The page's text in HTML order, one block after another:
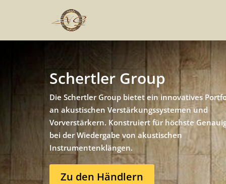
Schertler Group
Die Schertler Group bietet ein innovatives
an akustischen Verstärkungssystemen und
Vorverstärkern. Konstruiert für höchste
bei der Wiedergabe von akustischen
Instrumentenklängen.
Zu den Händlern